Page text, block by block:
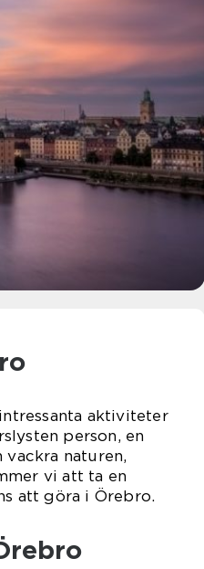
aktiviteter
person, en
naturen,
vi att ta en
att göra i Örebro.